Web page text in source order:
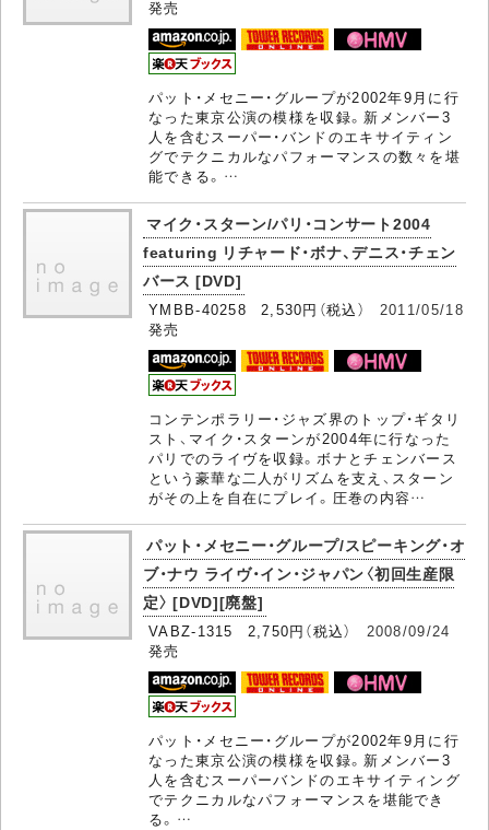
発売
パット・メセニー・グループが2002年9月に行
なった東京公演の模様を収録。新メンバー3
人を含むスーパー・バンドのエキサイティン
グでテクニカルなパフォーマンスの数々を堪
能できる。…
マイク・スターン/パリ・コンサート2004
featuring リチャード・ボナ、デニス・チェン
バース [DVD]
YMBB-40258 2,530円（税込） 2011/05/18
発売
コンテンポラリー・ジャズ界のトップ・ギタリ
スト、マイク・スターンが2004年に行なった
パリでのライヴを収録。ボナとチェンバース
という豪華な二人がリズムを支え、スターン
がその上を自在にプレイ。圧巻の内容…
パット・メセニー・グループ/スピーキング・オ
ブ・ナウ ライヴ・イン・ジャパン〈初回生産限
定〉 [DVD][廃盤]
VABZ-1315 2,750円（税込） 2008/09/24
発売
パット・メセニー・グループが2002年9月に行
なった東京公演の模様を収録。新メンバー3
人を含むスーパーバンドのエキサイティング
でテクニカルなパフォーマンスを堪能でき
る。…